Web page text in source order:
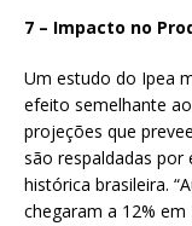
7 – Impacto no
Um estudo do Ipea
efeito semelhante
projeções que
são respaldadas por
histórica brasileira.
chegaram a 12%